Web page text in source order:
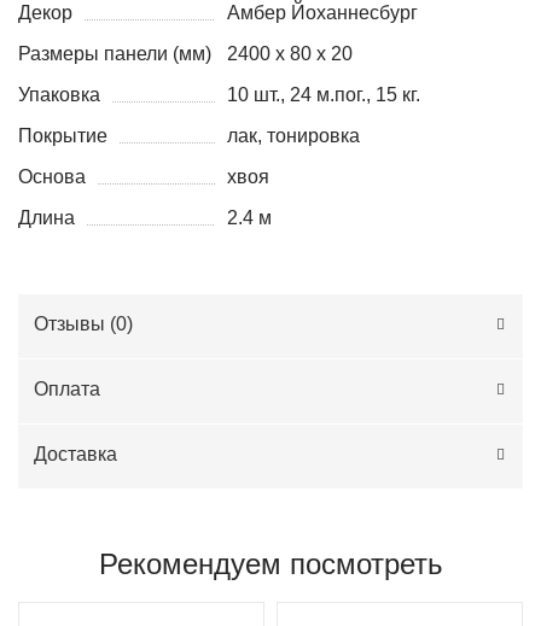
Декор
Амбер Йоханнесбург
Размеры панели (мм)
2400 х 80 х 20
Упаковка
10 шт., 24 м.пог., 15 кг.
Покрытие
лак, тонировка
Основа
хвоя
Длина
2.4 м
Отзывы (0)
Оплата
Доставка
Рекомендуем посмотреть